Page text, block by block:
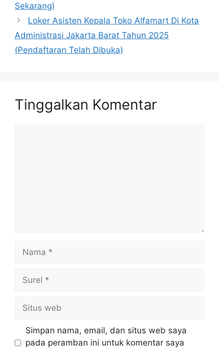
Sekarang)
Loker Asisten Kepala Toko Alfamart Di Kota
Administrasi Jakarta Barat Tahun 2025
(Pendaftaran Telah Dibuka)
Tinggalkan Komentar
web
Simpan nama, email, dan situs web saya
pada peramban ini untuk komentar saya